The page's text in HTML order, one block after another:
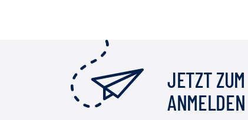
JETZT
ANMELDEN